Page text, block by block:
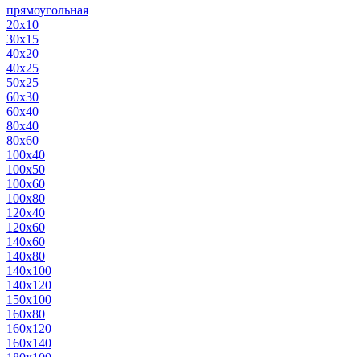
прямоугольная
20х10
30х15
40х20
40х25
50х25
60х30
60х40
80х40
80х60
100х40
100х50
100х60
100х80
120х40
120х60
140х60
140х80
140х100
140х120
150х100
160х80
160х120
160х140